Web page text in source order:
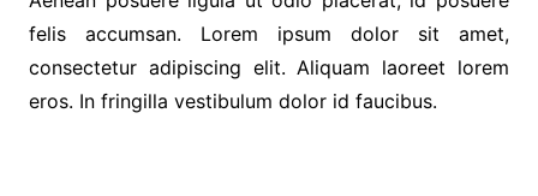
felis accumsan. Lorem ipsum dolor sit amet,
consectetur adipiscing elit. Aliquam laoreet lorem
eros. In fringilla vestibulum dolor id faucibus.